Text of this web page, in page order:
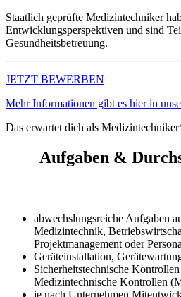
Staatlich geprüfte Medizintechniker
Entwicklungsperspektiven und sind
Gesundheitsbetreuung.
JETZT BEWERBEN
Mehr Informationen gibt es hier in
Das erwartet dich als
Aufgaben &
abwechslungsreiche Aufgaben
Medizintechnik,
Projektmanagement oder
Geräteinstallation,
Sicherheitstechnische
Medizintechnische Kontrollen
je nach Unternehmen